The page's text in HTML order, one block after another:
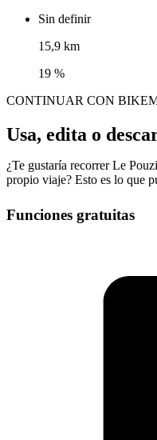
Sin definir
15,9 km
19 %
CONTINUAR CON
Usa, edita o
¿Te gustaría recorrer Le
propio viaje? Esto es lo que
Funciones gratuitas